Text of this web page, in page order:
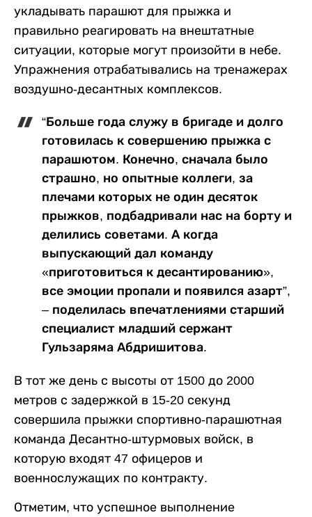
укладывать парашют для прыжка и
правильно реагировать на внештатные
ситуации, которые могут произойти в небе.
Упражнения отрабатывались на тренажерах
воздушно-десантных комплексов.
“Больше года служу в бригаде и долго
готовилась к совершению прыжка с
парашютом. Конечно, сначала было
страшно, но опытные коллеги, за
плечами которых не один десяток
прыжков, подбадривали нас на борту и
делились советами. А когда
выпускающий дал команду
«приготовиться к десантированию»,
все эмоции пропали и появился азарт”,
– поделилась впечатлениями старший
специалист младший сержант
Гульзаряма Абдришитова.
В тот же день с высоты от 1500 до 2000
метров с задержкой в 15-20 секунд
совершила прыжки спортивно-парашютная
команда Десантно-штурмовых войск, в
которую входят 47 офицеров и
военнослужащих по контракту.
Отметим, что успешное выполнение